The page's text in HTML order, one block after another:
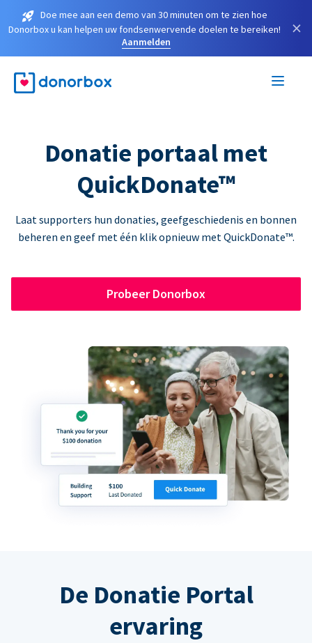
Doe mee aan een demo van 30 minuten om te zien hoe
Donorbox u kan helpen uw fondsenwervende doelen te bereiken!
Aanmelden
×
Donatie portaal met
QuickDonate™
Laat supporters hun donaties, geefgeschiedenis en bonnen
beheren en geef met één klik opnieuw met QuickDonate™.
Probeer Donorbox
De Donatie Portal
ervaring